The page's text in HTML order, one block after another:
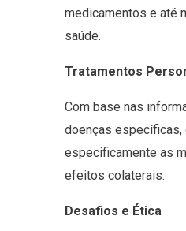
medicamentos e até
saúde.
Tratamentos
Com base nas
doenças específicas,
especificamente as
efeitos colaterais.
Desafios e Ética